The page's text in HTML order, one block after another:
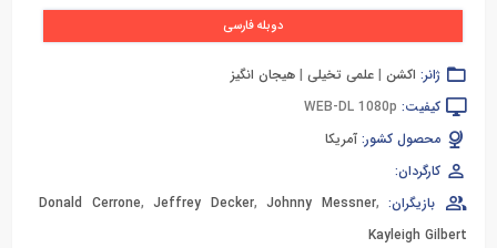
دوبله فارسی
ژانر: اکشن | علمی تخیلی | هیجان انگیز
کیفیت: WEB-DL 1080p
محصول کشور: آمریکا
کارگردان:
بازیگران:
Donald Cerrone,Jeffrey Decker,Johnny Messner,
Kayleigh Gilbert